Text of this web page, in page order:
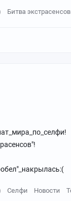
Битва экстрасенсов
Селфи Новости